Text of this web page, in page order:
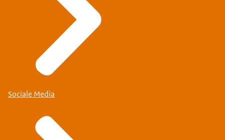
Sociale Media